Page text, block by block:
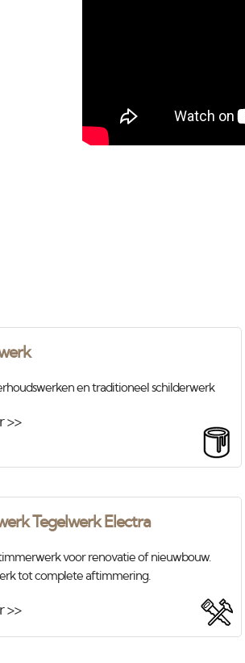
en traditioneel schilderwerk
>>
Tegelwerk Electra
voor renovatie of nieuwbouw.
tot complete aftimmering.
>>